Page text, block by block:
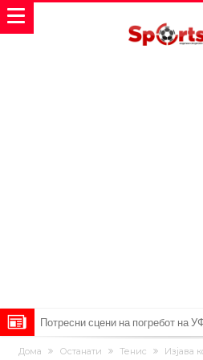
Потресни сцени на погребот на
аплауз кој ги расплака сите
(ВИДЕО) Голема трагедија: Гром
Дома Останати Тенис
Изјава